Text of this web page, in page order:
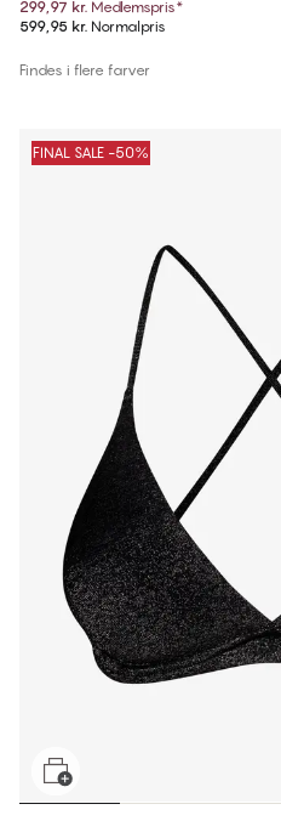
299,97 kr. Medlemspris*
599,95 kr. Normalpris
Findes i flere farver
FINAL SALE -50%